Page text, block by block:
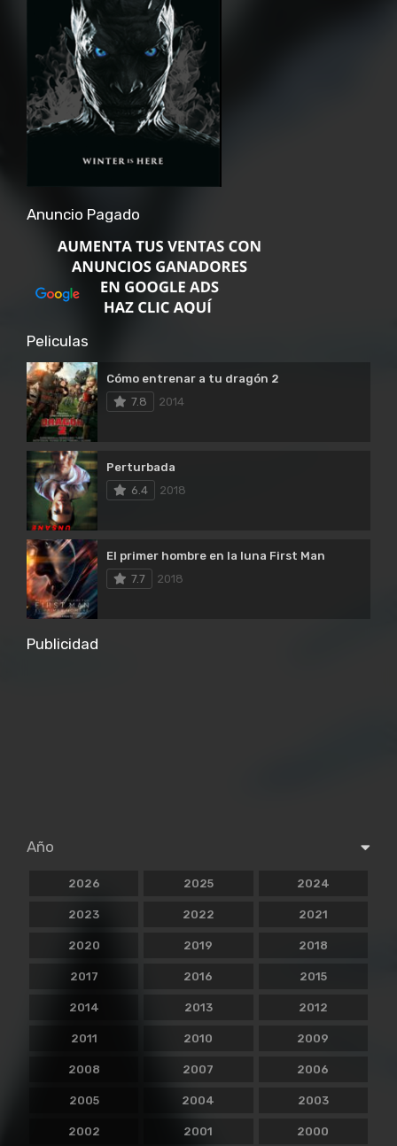
Anuncio Pagado
Peliculas
Cómo entrenar a tu dragón 2
7.8
2014
Perturbada
6.4
2018
El primer hombre en la luna First Man
7.7
2018
Publicidad
Año
2026 2025 2024
2023 2022 2021
2020 2019 2018
2017 2016 2015
2014 2013 2012
2011 2010 2009
2008 2007 2006
2005 2004 2003
2002 2001 2000